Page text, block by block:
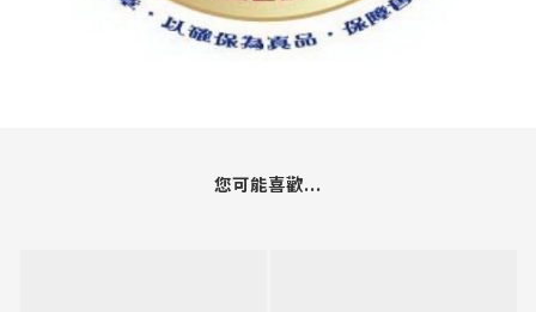
您可能喜歡...